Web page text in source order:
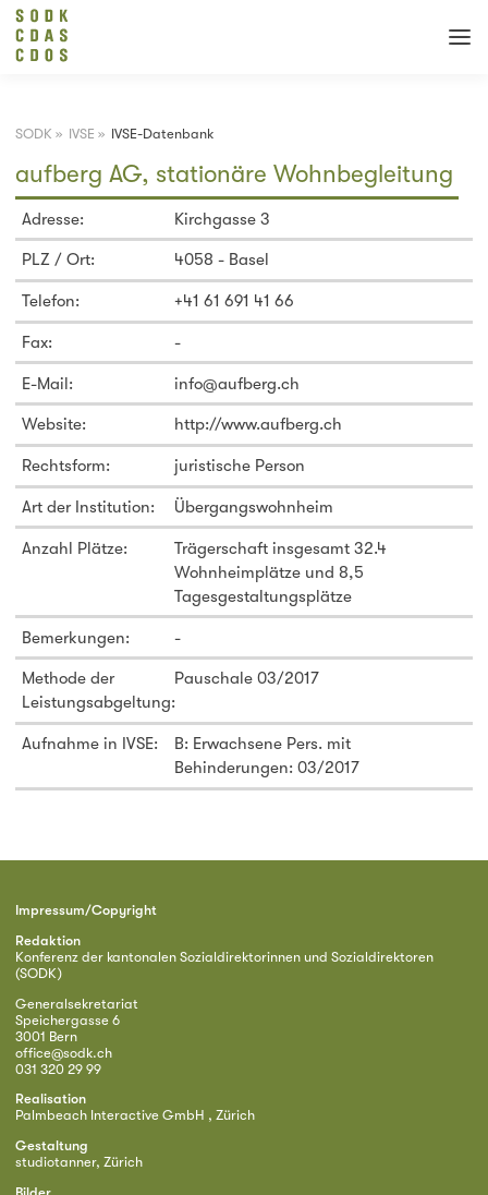
SODK » IVSE » IVSE-Datenbank
aufberg AG, stationäre Wohnbegleitung
Adresse: Kirchgasse 3
PLZ / Ort: 4058 - Basel
Telefon: +41 61 691 41 66
Fax: -
E-Mail: info@aufberg.ch
Website: http://www.aufberg.ch
Rechtsform: juristische Person
Art der Institution: Übergangswohnheim
Anzahl Plätze:
Trägerschaft insgesamt 32.4
Wohnheimplätze und 8,5
Tagesgestaltungsplätze
Bemerkungen: -
Methode der
Leistungsabgeltung:
Pauschale 03/2017
Aufnahme in IVSE:
B: Erwachsene Pers. mit
Behinderungen: 03/2017
Impressum/Copyright
Redaktion
Konferenz der kantonalen Sozialdirektorinnen und Sozialdirektoren
(SODK)
Generalsekretariat
Speichergasse 6
3001 Bern
office@sodk.ch
031 320 29 99
Realisation
Palmbeach Interactive GmbH , Zürich
Gestaltung
studiotanner, Zürich